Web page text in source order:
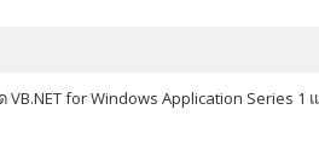
for Windows Application Series 1